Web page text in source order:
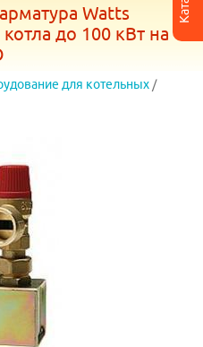
Watts
до 100 кВт на
для котельных /